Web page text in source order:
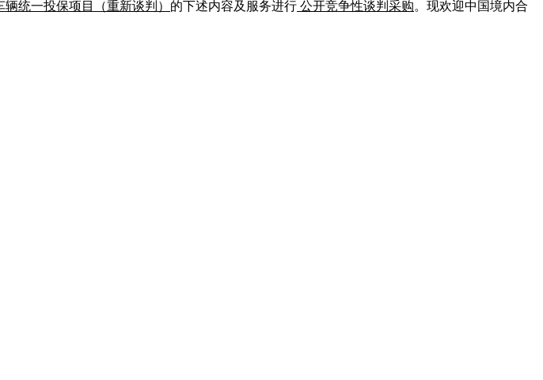
统一投保项目（重新谈判） 的下述内容及服务进行 公开竞争性谈判采购。现欢迎中国境内合